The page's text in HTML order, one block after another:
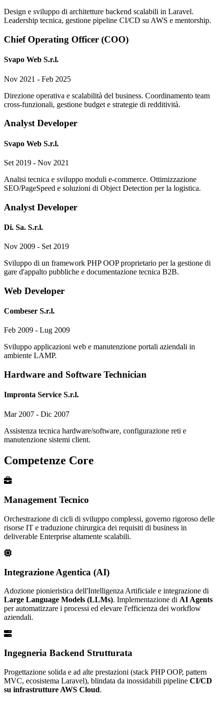
Design e sviluppo di architetture backend scalabili in Laravel.
Leadership tecnica, gestione pipeline CI/CD su AWS e mentorship.
Chief Operating Officer (COO)
Svapo Web S.r.l.
Nov 2021 - Feb 2025
Direzione operativa e scalabilità del business. Coordinamento team
cross-funzionali, gestione budget e strategie di redditività.
Analyst Developer
Svapo Web S.r.l.
Set 2019 - Nov 2021
Analisi tecnica e sviluppo moduli e-commerce. Ottimizzazione
SEO/PageSpeed e soluzioni di Object Detection per la logistica.
Analyst Developer
Di. Sa. S.r.l.
Nov 2009 - Set 2019
Sviluppo di un framework PHP OOP proprietario per la gestione di
gare d'appalto pubbliche e documentazione tecnica B2B.
Web Developer
Combeser S.r.l.
Feb 2009 - Lug 2009
Sviluppo applicazioni web e manutenzione portali aziendali in
ambiente LAMP.
Hardware and Software Technician
Impronta Service S.r.l.
Mar 2007 - Dic 2007
Assistenza tecnica hardware/software, configurazione reti e
manutenzione sistemi client.
Competenze Core
Management Tecnico
Orchestrazione di cicli di sviluppo complessi, governo rigoroso delle
risorse IT e traduzione chirurgica dei requisiti di business in
deliverable Enterprise altamente scalabili.
Integrazione Agentica (AI)
Adozione pionieristica dell'Intelligenza Artificiale e integrazione di
Large Language Models (LLMs). Implementazione di AI Agents
per automatizzare i processi ed elevare l'efficienza dei workflow
aziendali.
Ingegneria Backend Strutturata
Progettazione solida e ad alte prestazioni (stack PHP OOP, pattern
MVC, ecosistema Laravel), blindata da inossidabili pipeline CI/CD
su infrastrutture AWS Cloud.